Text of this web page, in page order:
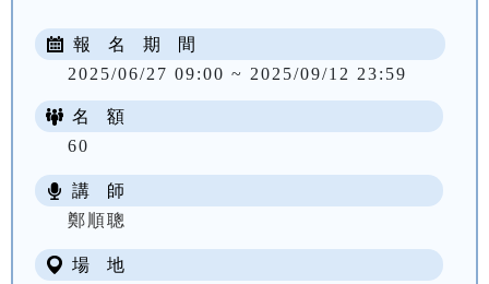
報 名 期 間
2025/06/27 09:00 ~ 2025/09/12 23:59
名 額
60
講 師
鄭順聰
場 地